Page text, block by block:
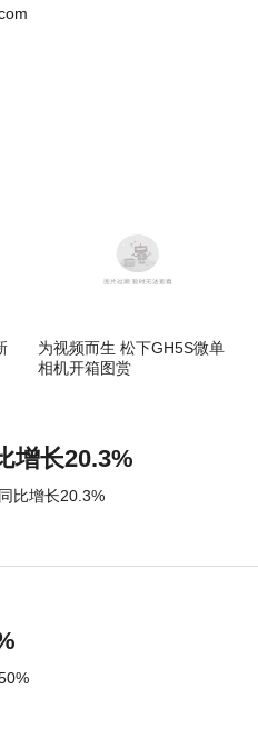
为视频而生 松下GH5S微单
相机开箱图赏
增长20.3%
比增长20.3%